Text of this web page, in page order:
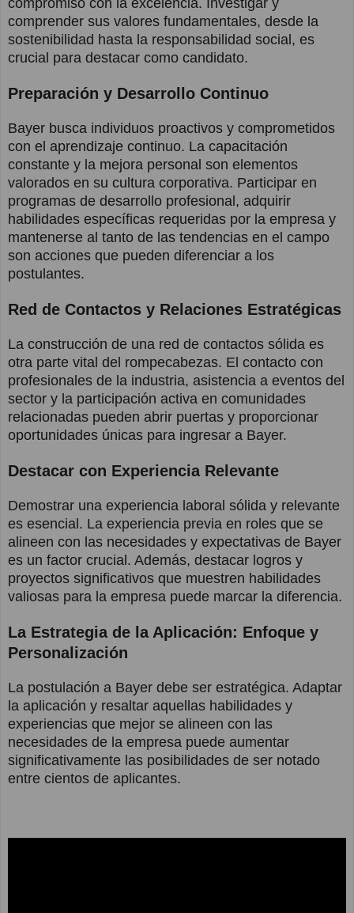
compromiso con la excelencia. Investigar y
comprender sus valores fundamentales, desde la
sostenibilidad hasta la responsabilidad social, es
crucial para destacar como candidato.
Preparación y Desarrollo Continuo
Bayer busca individuos proactivos y comprometidos
con el aprendizaje continuo. La capacitación
constante y la mejora personal son elementos
valorados en su cultura corporativa. Participar en
programas de desarrollo profesional, adquirir
habilidades específicas requeridas por la empresa y
mantenerse al tanto de las tendencias en el campo
son acciones que pueden diferenciar a los
postulantes.
Red de Contactos y Relaciones Estratégicas
La construcción de una red de contactos sólida es
otra parte vital del rompecabezas. El contacto con
profesionales de la industria, asistencia a eventos del
sector y la participación activa en comunidades
relacionadas pueden abrir puertas y proporcionar
oportunidades únicas para ingresar a Bayer.
Destacar con Experiencia Relevante
Demostrar una experiencia laboral sólida y relevante
es esencial. La experiencia previa en roles que se
alineen con las necesidades y expectativas de Bayer
es un factor crucial. Además, destacar logros y
proyectos significativos que muestren habilidades
valiosas para la empresa puede marcar la diferencia.
La Estrategia de la Aplicación: Enfoque y
Personalización
La postulación a Bayer debe ser estratégica. Adaptar
la aplicación y resaltar aquellas habilidades y
experiencias que mejor se alineen con las
necesidades de la empresa puede aumentar
significativamente las posibilidades de ser notado
entre cientos de aplicantes.